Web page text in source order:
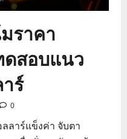
ราคา
สอบแนว
ร์
0
ลาร์แข็งค่า จับตา